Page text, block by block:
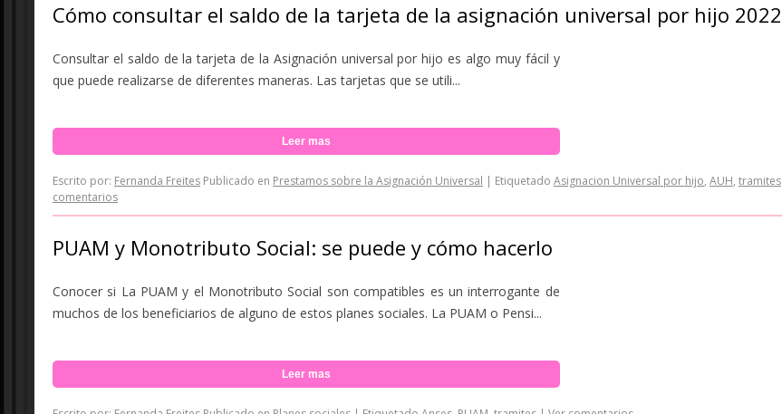
Cómo consultar el saldo de la tarjeta de la asignación universal por hijo 2022
Consultar el saldo de la tarjeta de la Asignación universal por hijo es algo muy fácil y
que puede realizarse de diferentes maneras. Las tarjetas que se utili...
Leer mas
Escrito por: Fernanda Freites Publicado en Prestamos sobre la Asignación Universal | Etiquetado Asignacion Universal por hijo, AUH, tramites
comentarios
PUAM y Monotributo Social: se puede y cómo hacerlo
Conocer si La PUAM y el Monotributo Social son compatibles es un interrogante de
muchos de los beneficiarios de alguno de estos planes sociales. La PUAM o Pensi...
Leer mas